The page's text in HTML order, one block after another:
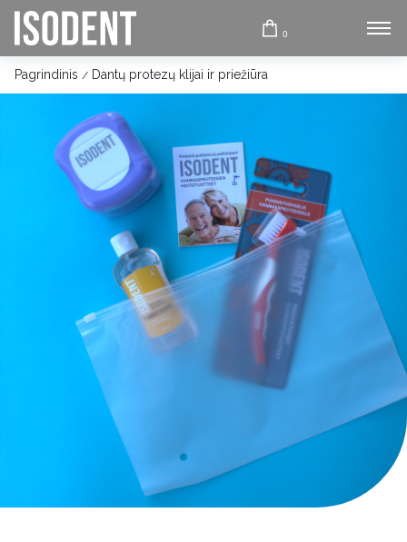
0
Pagrindinis / Dantų protezų klijai ir priežiūra